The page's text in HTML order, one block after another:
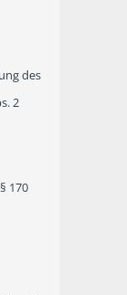
des
2
170